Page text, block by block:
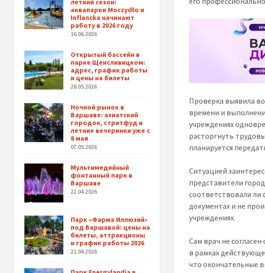
Проверка выявила
времени и
учреждениях
расторгнуть
планируется
Ситуацией
представители
соответствовали ли
документах и не
учреждениях.
Сам врач не
в рамках
что окончательные
летний сезон:
аквапарки Moczydło и
Inflancka начинают
работу в 2026 году
16.06.2026
Открытый бассейн в
парке Щенсливицком:
адрес, график работы
и цены на билеты
28.05.2026
Ночной рынок в
Варшаве: азиатский
городок, стритфуд и
летние вечеринки уже с
8 мая
07.05.2026
Мультимедийный
фонтанный парк в
Варшаве
22.04.2026
Парк «Фарма Иллюзий»
под Варшавой: цены на
билеты, аттракционы
и график работы 2026
21.04.2026